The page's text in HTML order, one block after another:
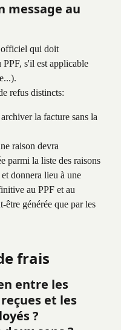
message au
officiel qui doit
s'il est applicable
refus distincts:
la facture sans la
raison devra
parmi la liste des raisons
donnera lieu à une
au PPF et au
être générée que par les
frais
entre les
et les
?